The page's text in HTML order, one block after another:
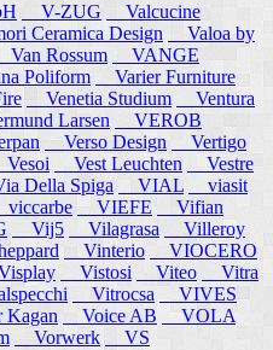
V-ZUG
Valcucine
Ceramica Design
Valoa by
Van Rossum
VANGE
Poliform
Varier Furniture
Venetia Studium
Ventura
Larsen
VEROB
Verso Design
Vertigo
Vest Leuchten
Vestre
Della Spiga VIAL
viasit
viccarbe VIEFE
Vifian
Vij5 Vilagrasa
Villeroy
Vinterio
VIOCERO
Vistosi Viteo
Vitra
Vitrocsa
VIVES
Voice AB
VOLA
Vorwerk VS